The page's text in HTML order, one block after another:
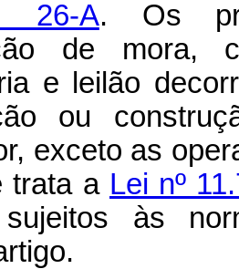
26-A. Os
de mora,
e leilão
ou
exceto as
trata a Lei nº
às